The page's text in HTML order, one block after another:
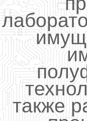
также